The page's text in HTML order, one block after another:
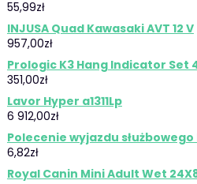
55,99zł
INJUSA Quad Kawasaki AVT 12 V
957,00zł
Prologic K3 Hang Indicator Set
351,00zł
Lavor Hyper a1311Lp
6 912,00zł
Polecenie wyjazdu
6,82zł
Royal Canin Mini Adult Wet